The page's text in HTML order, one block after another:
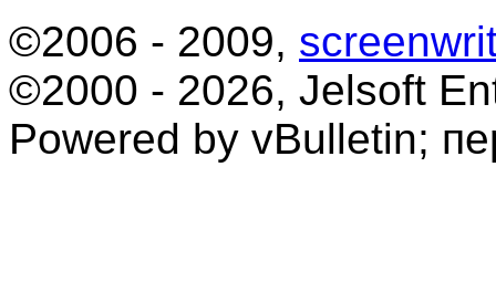
©2006 - 2009,
©2000 - 2026, Jelsoft
Powered by vBulletin;